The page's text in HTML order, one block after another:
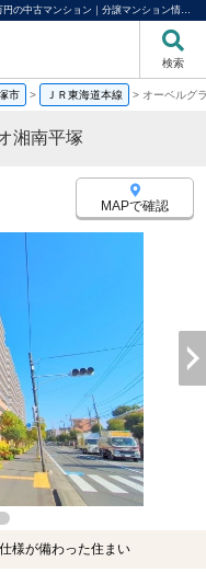
オーベルグランディオ湘南平塚 神奈川県平塚市天沼 ｜4,980万円の中古マンション｜分譲マンション情報｜ME不動産神奈川
検索
市 > ＪＲ東海道本線 > オーベルグ
湘南平塚
MAPで確認
様が備わった住まい